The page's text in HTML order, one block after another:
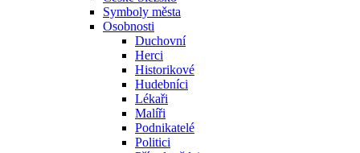
Symboly města
Osobnosti
Duchovní
Herci
Historikové
Hudebníci
Lékaři
Malíři
Podnikatelé
Politici